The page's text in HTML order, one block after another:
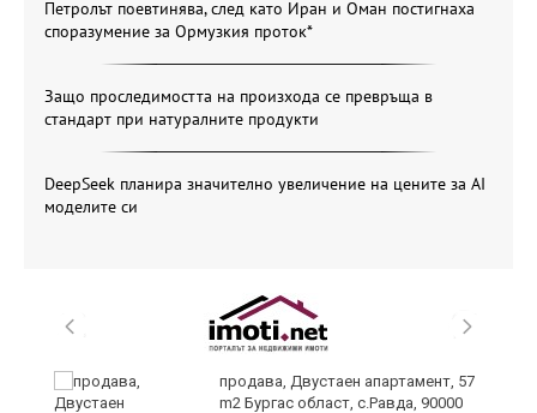
Петролът поевтинява, след като Иран и Оман постигнаха
споразумение за Ормузкия проток*
Защо проследимостта на произхода се превръща в
стандарт при натуралните продукти
DeepSeek планира значително увеличение на цените за AI
моделите си
продава, Двустаен апартамент, 57
m2 Бургас област, с.Равда, 90000